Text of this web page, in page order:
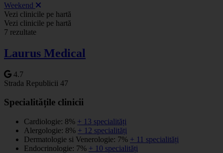
Weekend
+
−
Vezi clinicile pe hartă
Vezi clinicile pe hartă
7 rezultate
Laurus Medical
4.7
Strada Republicii 47
Specialitățile clinicii
Cardiologie: 8% + 13 specialități
Alergologie: 8% + 12 specialități
Dermatologie si Venerologie: 7% + 11 specialități
Endocrinologie: 7% + 10 specialități